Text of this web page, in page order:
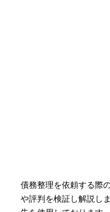
債務整理を依頼する際
や評判を検証し解